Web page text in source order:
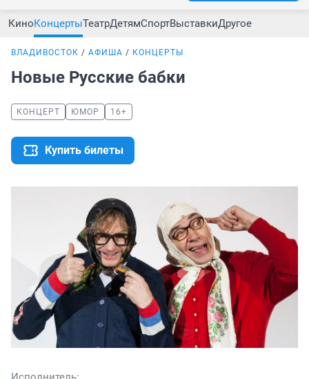
КиноКонцертыТеатрДетямСпортВыставкиДругое
ВЛАДИВОСТОК АФИША КОНЦЕРТЫ
Новые Русские бабки
КОНЦЕРТ ЮМОР 16+
Купить билеты